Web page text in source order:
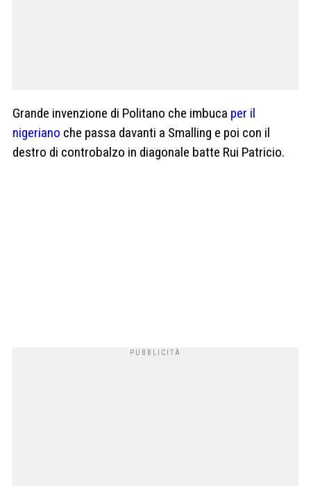
Grande invenzione di Politano che imbuca per il
nigeriano che passa davanti a Smalling e poi con il
destro di controbalzo in diagonale batte Rui Patricio.